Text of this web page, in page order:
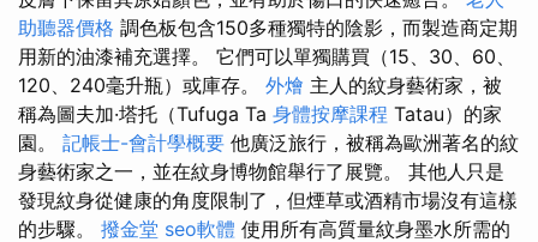
助聽器價格 調色板包含150多種獨特的陰影，而製造商定期
用新的油漆補充選擇。 它們可以單獨購買（15、30、60、
120、240毫升瓶）或庫存。 外燴 主人的紋身藝術家，被
稱為圖夫加·塔托（Tufuga Ta 身體按摩課程 Tatau）的家
園。 記帳士-會計學概要 他廣泛旅行，被稱為歐洲著名的紋
身藝術家之一，並在紋身博物館舉行了展覽。 其他人只是
發現紋身從健康的角度限制了，但煙草或酒精市場沒有這樣
的步驟。 撥金堂 seo軟體 使用所有高質量紋身墨水所需的